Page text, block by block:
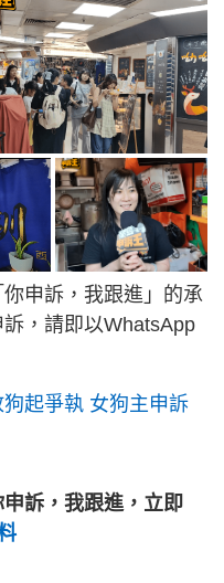
你申訴，我跟進」的承
，請即以WhatsApp
起爭執 女狗主申訴
申訴，我跟進，立即